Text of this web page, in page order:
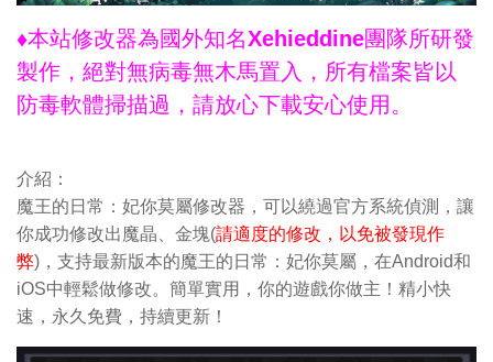
♦本站修改器為國外知名Xehieddine團隊所研發
製作，絕對無病毒無木馬置入，所有檔案皆以
防毒軟體掃描過，請放心下載安心使用。
介紹：
魔王的日常：妃你莫屬修改器，可以繞過官方系統偵測，讓
你成功修改出魔晶、金塊(請適度的修改，以免被發現作
弊)，支持最新版本的魔王的日常：妃你莫屬，在Android和
iOS中輕鬆做修改。簡單實用，你的遊戲你做主！精小快
速，永久免費，持續更新！